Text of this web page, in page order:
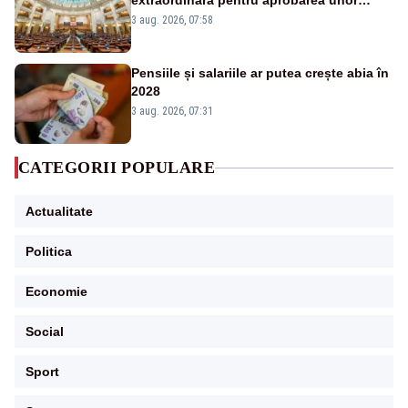
jaloane din PNRR
3 aug. 2026, 07:58
Pensiile și salariile ar putea crește abia în
2028
3 aug. 2026, 07:31
CATEGORII POPULARE
Actualitate
Politica
Economie
Social
Sport